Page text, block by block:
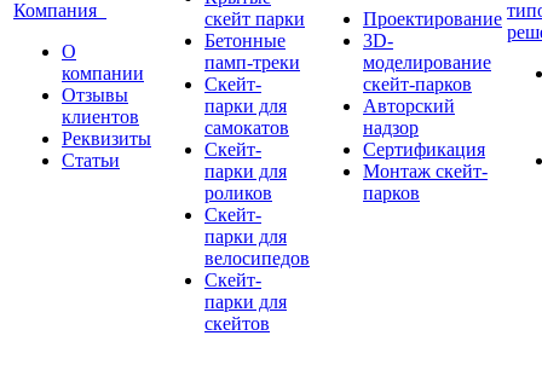
Компания
О
компании
Отзывы
клиентов
Реквизиты
Статьи
скейт парки
Бетонные
памп-треки
Скейт-
парки для
самокатов
Скейт-
парки для
роликов
Скейт-
парки для
велосипедов
Скейт-
парки для
скейтов
Проектирование
3D-
моделирование
скейт-парков
Авторский
надзор
Сертификация
Монтаж скейт-
парков